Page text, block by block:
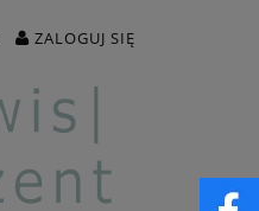
ZALOGUJ SIĘ